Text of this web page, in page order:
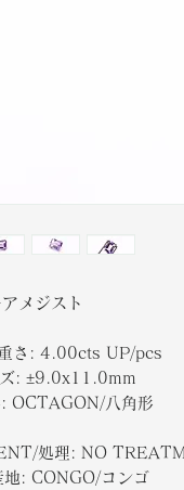
メジスト
さ : 4.00cts UP/pcs
: ±9.0x11.0mm
: OCTAGON/八角形
処理: NO
: CONGO/コンゴ